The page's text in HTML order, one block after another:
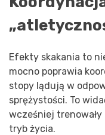
Efekty skakania to
mocno poprawia
stopy lądują w
sprężystości. To
wcześniej trenowały
tryb życia.